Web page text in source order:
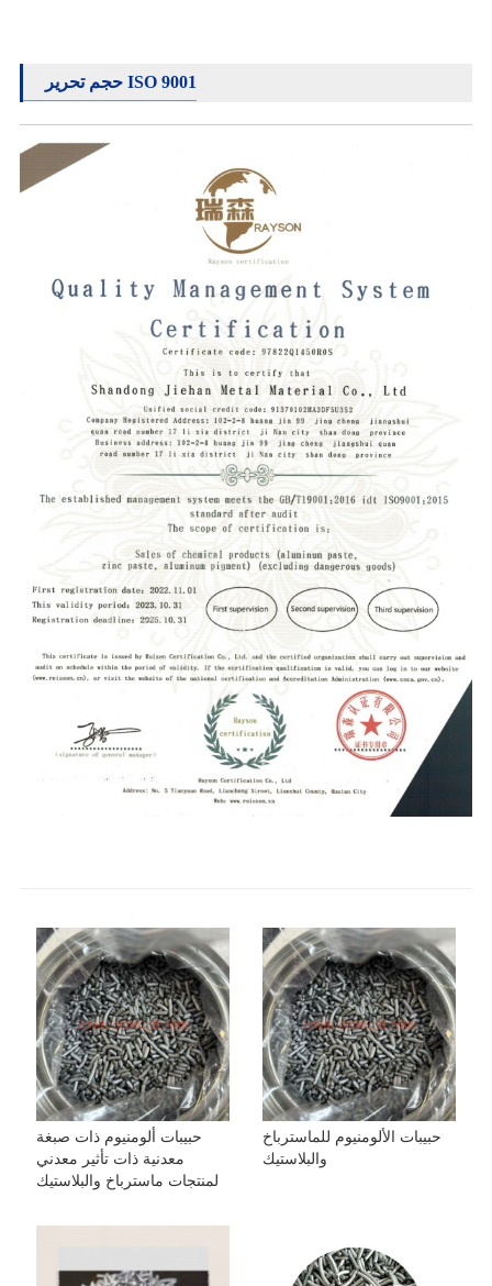
حجم تحرير ISO 9001
حبيبات ألومنيوم ذات صبغة
معدنية ذات تأثير معدني
لمنتجات ماسترباخ والبلاستيك
حبيبات الألومنيوم للماسترباخ
والبلاستيك